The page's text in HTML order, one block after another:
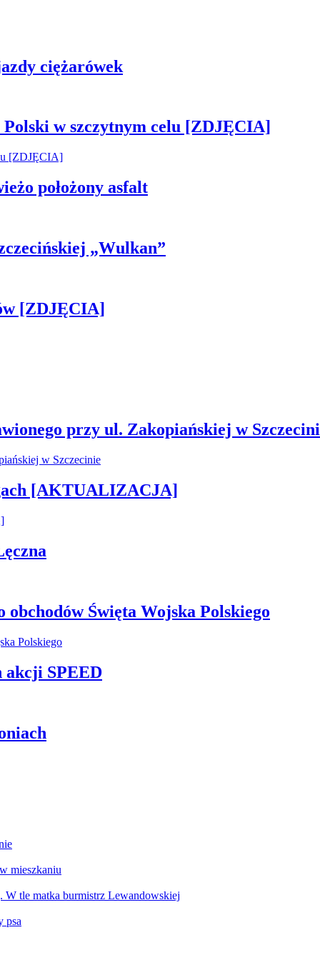
ciężarówek
w szczytnym celu [ZDJĘCIA]
położony asfalt
„Wulkan”
[ZDJĘCIA]
przy ul. Zakopiańskiej w
[AKTUALIZACJA]
Święta Wojska Polskiego
SPEED
mieszkaniu
tle matka burmistrz Lewandowskiej
psa